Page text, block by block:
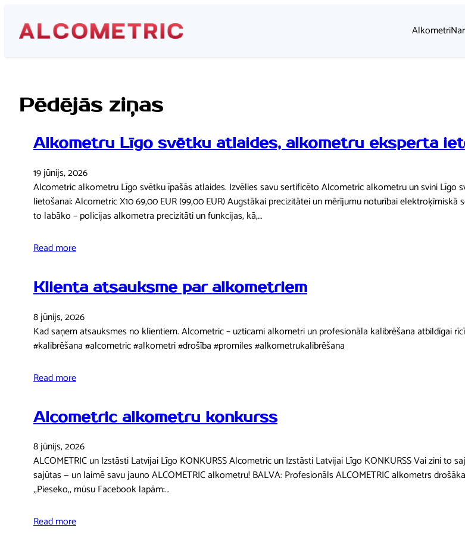
saturu
Alkometri
Pēdējās ziņas
Alkometru Līgo svētku atlaides, alkometru eksperta
19 jūnijs, 2026
Alcometric alkometru Līgo svētku īpašās atlaides. Izvēlies savu sertificēto Alcometric alkometru un svini Līgo
lietošanai: Alcometric X10 69,00 EUR (99,00 EUR) Augstākai precizitātei un mērījumu noturībai
to labāko – policijas alkometra precizitāti un funkcijas, kā,…
Read more
Klienta atsauksme par alkometriem
8 jūnijs, 2026
Kad saņem atsauksmes no klientiem. Alcometric – uzticami alkometri un profesionāla kalibrēšana atbildīgai
#kalibrēšana #alcometric #alkometri #drošība #promiles #alkometrukalibrēšana
Read more
Alcometric alkometru konkurss
8 jūnijs, 2026
ALCOMETRIC un Izstāsti Latvijai Līgo KONKURSS Alcometric un Izstāsti Latvijai Līgo KONKURSS Vai zini to
sajūtas — un laimē savu jauno ALCOMETRIC alkometru! BALVA: Profesionāls ALCOMETRIC alkometrs
,,Pieseko,, mūsu Facebook lapām:…
Read more